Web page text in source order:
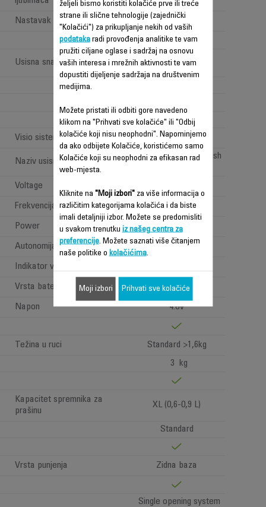
Nastavak za automobil
Usisna snaga (Air Watt)
High performance
(>100 <150AW)
1
Visio sistem: "LED rasvjeta"
Naziv usisne glave
All types of floor brush
Voltage
Frekvencija 50-60 Hz
Power Power < 1 W
Autonomija Dugo (40min - 1h)
Indikator vremena rada
Vrsta baterije Litijumski joni
Napon 4.8V
Težina u ruci
Standard >1,6kg
3 kg
Kapacitet spremnika za
prašinu
XL (0,6-0,9 L)
Standard
Vrsta punjenja Zidna baza
Single opening system
željeli bismo koristiti kolačiće prve ili treće
strane ili slične tehnologije (zajednički
"Kolačići") za prikupljanje nekih od vaših
podatakaradi provođenja analitike te vam
pružiti ciljane oglase i sadržaj na osnovu
vaših interesa i mrežnih aktivnosti te vam
dopustiti dijeljenje sadržaja na društvenim
medijima.
Možete pristati ili odbiti gore navedeno
klikom na "Prihvati sve kolačiće" ili "Odbij
kolačiće koji nisu neophodni". Napominjemo
da ako odbijete Kolačiće, koristićemo samo
Kolačiće koji su neophodni za efikasan rad
web-mjesta.
Kliknite na "Moji izbori"za više informacija o
različitim kategorijama kolačića i da biste
imali detaljniji izbor. Možete se predomisliti
u svakom trenutku iz našeg centra za
preferencije. Možete saznati više čitanjem
naše politike o kolačićima.
Moji izbori Prihvati sve kolačiće